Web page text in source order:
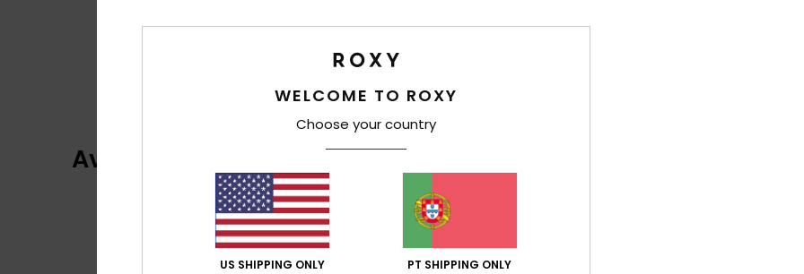
Avaliações dos clientes
WELCOME TO ROXY
Choose your country
US SHIPPING ONLY PT SHIPPING ONLY